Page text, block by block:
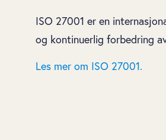
ISO 27001 er en
og kontinuerlig forbedring
Les mer om ISO 27001.